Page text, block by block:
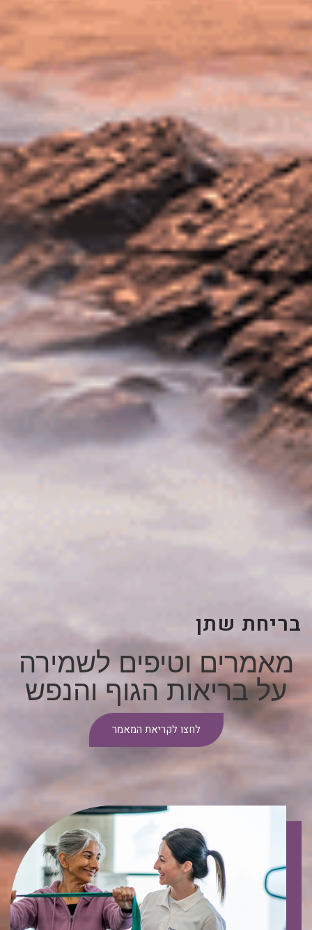
בריחת שתן
מאמרים וטיפים לשמירה
על בריאות הגוף והנפש
לחצו לקריאת המאמר